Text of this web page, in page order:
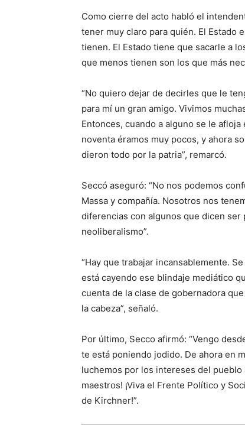
Como cierre del acto habló el
tener muy claro para quién. El Estado
tienen. El Estado tiene que sacarle a
que menos tienen son los que más
“No quiero dejar de decirles que le
para mí un gran amigo. Vivimos
Entonces, cuando a alguno se le
noventa éramos muy pocos, y ahora
dieron todo por la patria”, remarcó.
Seccó aseguró: “No nos podemos
Massa y compañía. Nosotros nos
diferencias con algunos que dicen
neoliberalismo”.
“Hay que trabajar incansablemente.
está cayendo ese blindaje mediático
cuenta de la clase de gobernadora
la cabeza”, señaló.
Por último, Secco afirmó: “Vengo
te está poniendo jodido. De ahora en
luchemos por los intereses del
maestros! ¡Viva el Frente Político y
de Kirchner!”.